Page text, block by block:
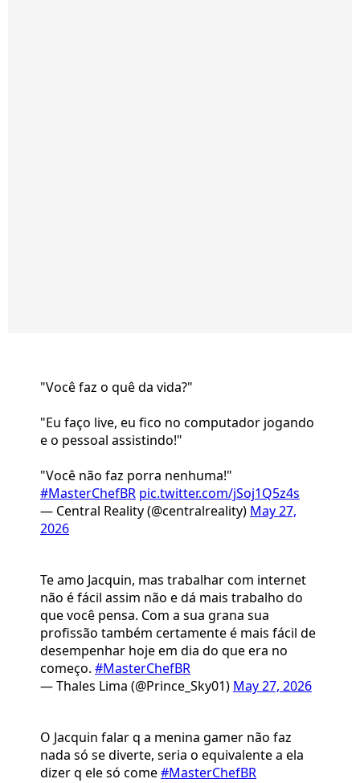
"Você faz o quê da vida?"
"Eu faço live, eu fico no computador jogando
e o pessoal assistindo!"
"Você não faz porra nenhuma!"
#MasterChefBR pic.twitter.com/jSoj1Q5z4s
— Central Reality (@centralreality) May 27,
2026
Te amo Jacquin, mas trabalhar com internet
não é fácil assim não e dá mais trabalho do
que você pensa. Com a sua grana sua
profissão também certamente é mais fácil de
desempenhar hoje em dia do que era no
começo. #MasterChefBR
— Thales Lima (@Prince_Sky01) May 27, 2026
O Jacquin falar q a menina gamer não faz
nada só se diverte, seria o equivalente a ela
dizer q ele só come#MasterChefBR